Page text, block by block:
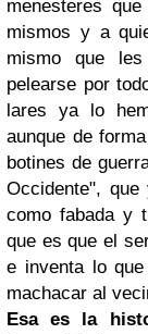
menesteres
mismos y a
mismo que
pelearse por
lares ya lo
aunque de
botines de
Occidente",
como fabada y
que es que el
e inventa lo
machacar al
Esa es la